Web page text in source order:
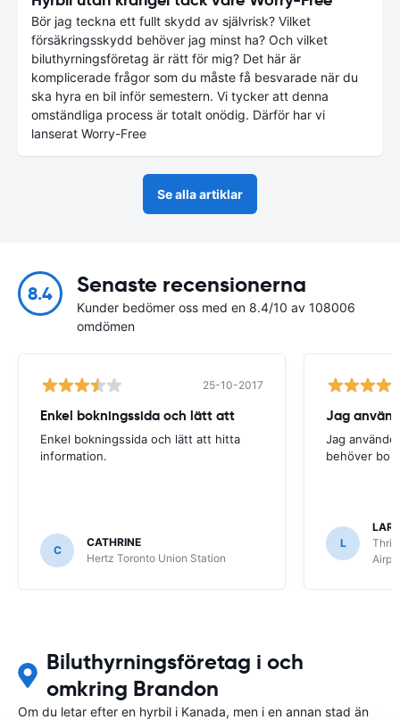
Bör jag teckna ett fullt skydd av självrisk? Vilket
försäkringsskydd behöver jag minst ha? Och vilket
biluthyrningsföretag är rätt för mig? Det här är
komplicerade frågor som du måste få besvarade när du
ska hyra en bil inför semestern. Vi tycker att denna
omständliga process är totalt onödig. Därför har vi
lanserat Worry-Free
Se alla artiklar
8.4 Senaste recensionerna
Kunder bedömer oss med en 8.4/10 av 108006
omdömen
25-10-2017
Enkel bokningssida och lätt att
Enkel bokningssida och lätt att hitta
information.
C
CATHRINE
Hertz Toronto Union Station
Jag
Jag
behöver
L
Biluthyrningsföretag i och
omkring Brandon
Om du letar efter en hyrbil i Kanada, men i en annan stad än